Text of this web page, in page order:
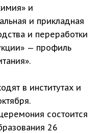
и
и прикладная
и переработки
— профиль
в институтах и
состоится
26